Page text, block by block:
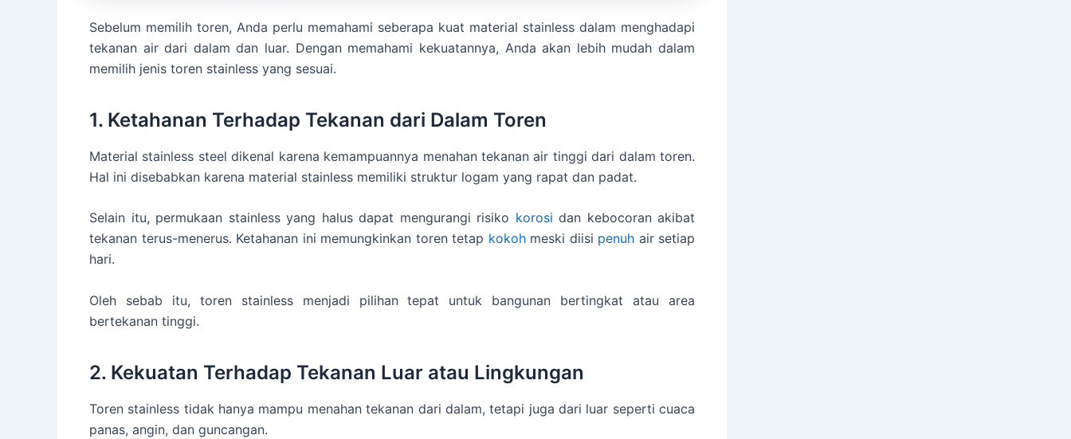
Sebelum memilih toren, Anda perlu memahami seberapa kuat material stainless dalam menghadapi
tekanan air dari dalam dan luar. Dengan memahami kekuatannya, Anda akan lebih mudah dalam
memilih jenis toren stainless yang sesuai.
1. Ketahanan Terhadap Tekanan dari Dalam Toren
Material stainless steel dikenal karena kemampuannya menahan tekanan air tinggi dari dalam toren.
Hal ini disebabkan karena material stainless memiliki struktur logam yang rapat dan padat.
Selain itu, permukaan stainless yang halus dapat mengurangi risiko korosi dan kebocoran akibat
tekanan terus-menerus. Ketahanan ini memungkinkan toren tetap kokohmeski diisi penuh air setiap
hari.
Oleh sebab itu, toren stainless menjadi pilihan tepat untuk bangunan bertingkat atau area
bertekanan tinggi.
2. Kekuatan Terhadap Tekanan Luar atau Lingkungan
Toren stainless tidak hanya mampu menahan tekanan dari dalam, tetapi juga dari luar seperti cuaca
panas, angin, dan guncangan.